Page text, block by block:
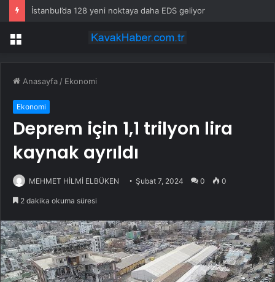
İstanbul’da 128 yeni noktaya daha EDS geliyor
Menü
Anasayfa / Ekonomi
Ekonomi
Deprem için 1,1 trilyon lira
kaynak ayrıldı
MEHMET HİLMİ ELBÜKEN Şubat 7, 2024 0 0
2 dakika okuma süresi